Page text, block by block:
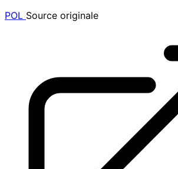
POL Source originale